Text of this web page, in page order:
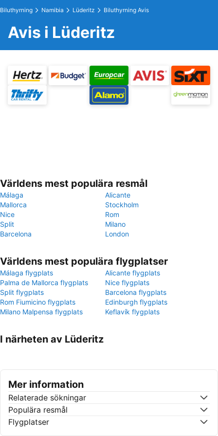
Biluthyrning Namibia Lüderitz Biluthyrning Avis
Avis i Lüderitz
Världens mest populära resmål
Málaga
Alicante
Mallorca
Stockholm
Nice
Rom
Split
Milano
Barcelona
London
Världens mest populära flygplatser
Málaga flygplats
Alicante flygplats
Palma de Mallorca flygplats
Nice flygplats
Split flygplats
Barcelona flygplats
Rom Fiumicino flygplats
Edinburgh flygplats
Milano Malpensa flygplats
Keflavík flygplats
I närheten av Lüderitz
Mer information
Relaterade sökningar
Populära resmål
Flygplatser